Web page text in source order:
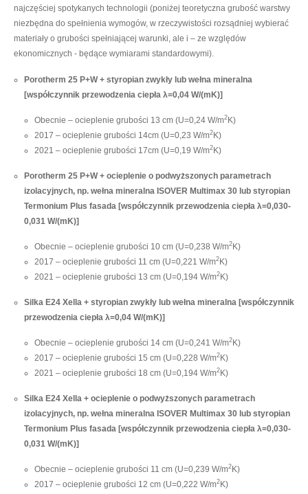
najczęściej spotykanych technologii (poniżej teoretyczna grubość warstwy
niezbędna do spełnienia wymogów, w rzeczywistości rozsądniej wybierać
materiały o grubości spełniającej warunki, ale i – ze względów
ekonomicznych - będące wymiarami standardowymi).
Porotherm 25 P+W + styropian zwykły lub wełna mineralna
[współczynnik przewodzenia ciepła λ=0,04 W/(mK)]
Obecnie – ocieplenie grubości 13 cm (U=0,24 W/m2K)
2017 – ocieplenie grubości 14cm (U=0,23 W/m2K)
2021 – ocieplenie grubości 17cm (U=0,19 W/m2K)
Porotherm 25 P+W + ocieplenie o podwyższonych parametrach
izolacyjnych, np. wełna mineralna ISOVER Multimax 30 lub styropian
Termonium Plus fasada [współczynnik przewodzenia ciepła λ=0,030-
0,031 W/(mK)]
Obecnie – ocieplenie grubości 10 cm (U=0,238 W/m2K)
2017 – ocieplenie grubości 11 cm (U=0,221 W/m2K)
2021 – ocieplenie grubości 13 cm (U=0,194 W/m2K)
Silka E24 Xella + styropian zwykły lub wełna mineralna [współczynnik
przewodzenia ciepła λ=0,04 W/(mK)]
Obecnie – ocieplenie grubości 14 cm (U=0,241 W/m2K)
2017 – ocieplenie grubości 15 cm (U=0,228 W/m2K)
2021 – ocieplenie grubości 18 cm (U=0,194 W/m2K)
Silka E24 Xella + ocieplenie o podwyższonych parametrach
izolacyjnych, np. wełna mineralna ISOVER Multimax 30 lub styropian
Termonium Plus fasada [współczynnik przewodzenia ciepła λ=0,030-
0,031 W/(mK)]
Obecnie – ocieplenie grubości 11 cm (U=0,239 W/m2K)
2017 – ocieplenie grubości 12 cm (U=0,222 W/m2K)